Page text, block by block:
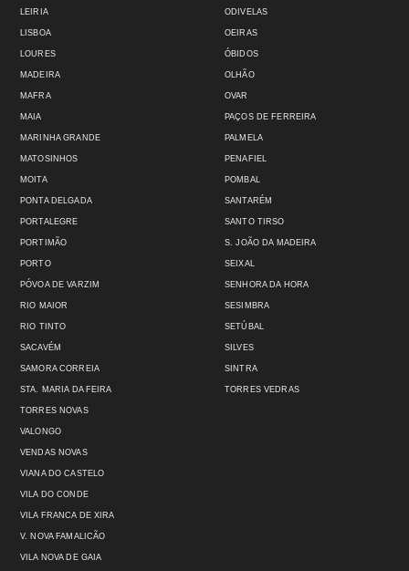
LEIRIA
LISBOA
LOURES
MADEIRA
MAFRA
MAIA
MARINHA GRANDE
MATOSINHOS
MOITA
ODIVELAS
OEIRAS
ÓBIDOS
OLHÃO
OVAR
PAÇOS DE FERREIRA
PALMELA
PENAFIEL
POMBAL
PONTA DELGADA
PORTALEGRE
PORTIMÃO
PORTO
PÓVOA DE VARZIM
RIO MAIOR
RIO TINTO
SACAVÉM
SAMORA CORREIA
STA. MARIA DA FEIRA
SANTARÉM
SANTO TIRSO
S. JOÃO DA MADEIRA
SEIXAL
SENHORA DA HORA
SESIMBRA
SETÚBAL
SILVES
SINTRA
TORRES VEDRAS
TORRES NOVAS
VALONGO
VENDAS NOVAS
VIANA DO CASTELO
VILA DO CONDE
VILA FRANCA DE XIRA
V. NOVA FAMALICÃO
VILA NOVA DE GAIA